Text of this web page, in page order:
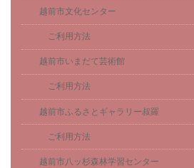
越前市文化センター
ご利用方法
越前市いまだて芸術館
ご利用方法
越前市ふるさとギャラリー叔羅
ご利用方法
越前市八ッ杉森林学習センター